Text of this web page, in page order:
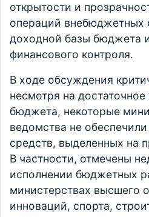
открытости и
операций внебюджетных
доходной базы бюджета
финансового контроля.
В ходе обсуждения
несмотря на
бюджета, некоторые
ведомства не
средств, выделенных на
В частности, отмечены
исполнении бюджетных
министерствах высшего
инноваций, спорта,